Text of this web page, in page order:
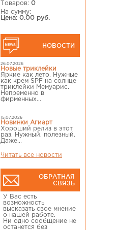
Товаров: 0
На сумму:
Цена: 0.00 руб.
НОВОСТИ
26.07.2026
Новые триклейки
Яркие как лето, Нужные
как крем SPF на солнце
триклейки Мемуарис.
Непременно в
фирменных...
15.07.2026
Новинки Агиарт
Хороший релиз в этот
раз. Нужный, полезный.
Даже...
Читать все новости
ОБРАТНАЯ
СВЯЗЬ
У Вас есть
возможность
высказать свое мнение
о нашей работе.
Ни одно сообщение не
останется без